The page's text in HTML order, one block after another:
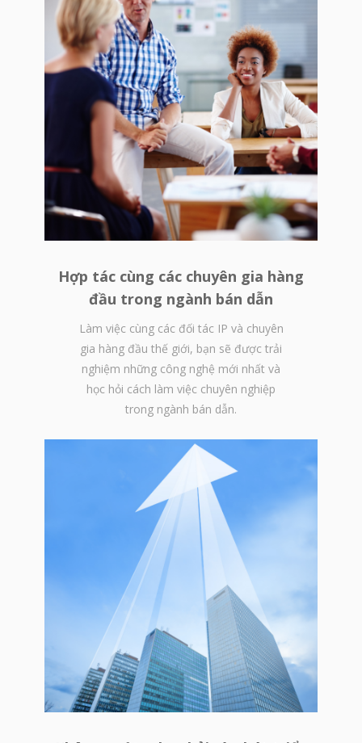
Hợp tác cùng các chuyên gia hàng
đầu trong ngành bán dẫn
Làm việc cùng các đối tác IP và chuyên
gia hàng đầu thế giới, bạn sẽ được trải
nghiệm những công nghệ mới nhất và
học hỏi cách làm việc chuyên nghiệp
trong ngành bán dẫn.